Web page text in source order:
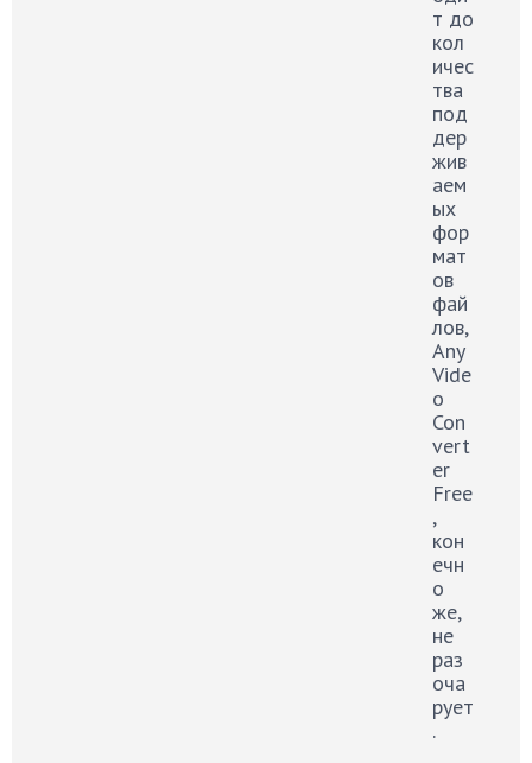
т до
кол
ичес
тва
под
дер
жив
аем
ых
фор
мат
ов
фай
лов,
Any
Vide
o
Con
vert
er
Free
,
кон
ечн
о
же,
не
раз
оча
рует
.